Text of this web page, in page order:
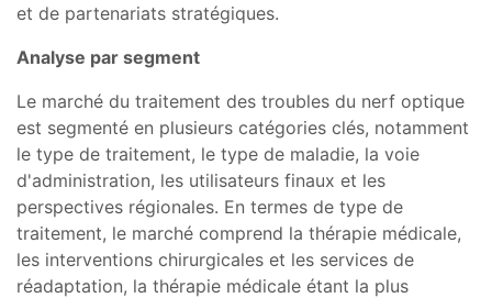
et de partenariats stratégiques.
Analyse par segment
Le marché du traitement des troubles du nerf optique
est segmenté en plusieurs catégories clés, notamment
le type de traitement, le type de maladie, la voie
d'administration, les utilisateurs finaux et les
perspectives régionales. En termes de type de
traitement, le marché comprend la thérapie médicale,
les interventions chirurgicales et les services de
réadaptation, la thérapie médicale étant la plus